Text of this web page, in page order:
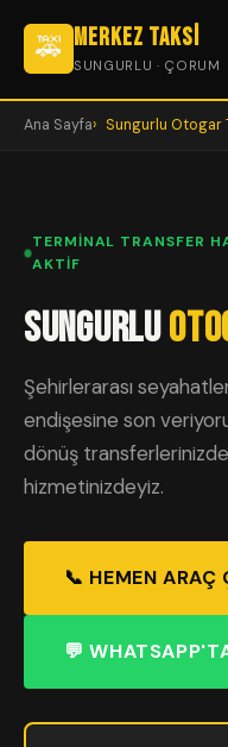
🚕 Merkez Taksi
SUNGURLU · ÇORUM
Ana Sayfa Sungurlu Otogar
TERMINAL TRANSFER
AKTIF
Sungurlu
Şehirlerarası
endişesine son
dönüş transferlerinizde
hizmetinizdeyiz.
📞 HEMEN ARAÇ
💬